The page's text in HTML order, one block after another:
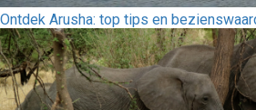
Ontdek Arusha: top tips en